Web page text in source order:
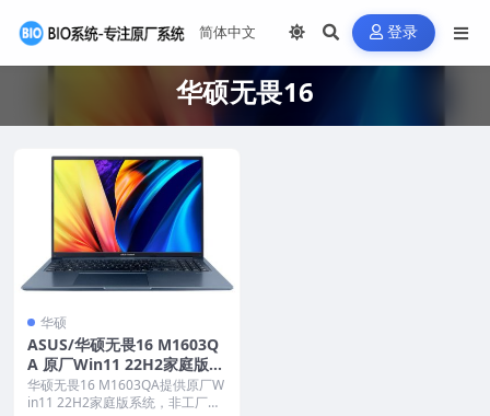
登录
华硕无畏16
华硕
ASUS/华硕无畏16 M1603Q
A 原厂Win11 22H2家庭版系
统 非工厂模式 无ASUSReco
vey恢复功能
华硕无畏16 M1603QA提供原厂W
in11 22H2家庭版系统，非工厂模